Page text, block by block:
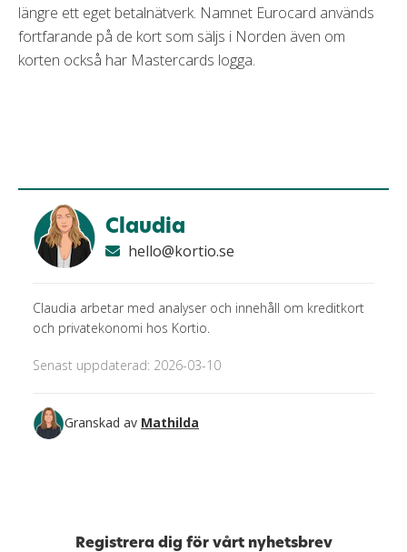
längre ett eget betalnätverk. Namnet Eurocard används
fortfarande på de kort som säljs i Norden även om
korten också har Mastercards logga.
Claudia
hello@kortio.se
Claudia arbetar med analyser och innehåll om kreditkort
och privatekonomi hos Kortio.
Senast uppdaterad: 2026-03-10
Granskad av Mathilda
Registrera dig för vårt nyhetsbrev